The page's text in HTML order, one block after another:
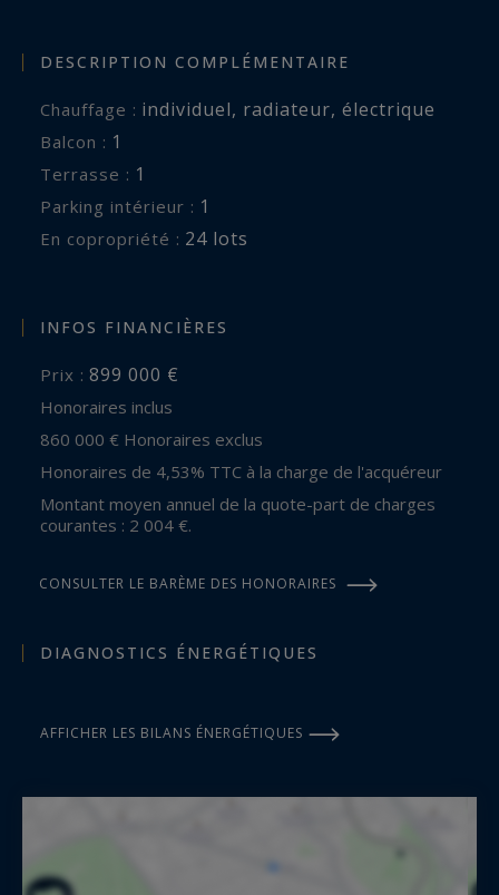
DESCRIPTION COMPLÉMENTAIRE
Chauffage : individuel, radiateur, électrique
balcon : 1
terrasse : 1
parking intérieur : 1
En copropriété : 24 lots
INFOS FINANCIÈRES
Prix : 899 000 €
Honoraires inclus
860 000 € Honoraires exclus
Honoraires de 4,53% TTC à la charge de l'acquéreur
Montant moyen annuel de la quote-part de charges
courantes : 2 004 €.
CONSULTER LE BARÈME DES HONORAIRES
DIAGNOSTICS ÉNERGÉTIQUES
AFFICHER LES BILANS ÉNERGÉTIQUES